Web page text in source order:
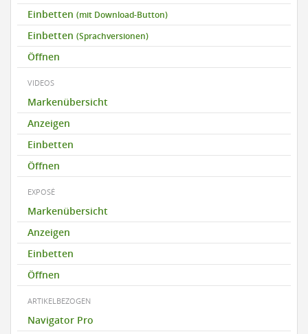
Einbetten (mit Download-Button)
Einbetten (Sprachversionen)
Öffnen
VIDEOS
Markenübersicht
Anzeigen
Einbetten
Öffnen
EXPOSÉ
Markenübersicht
Anzeigen
Einbetten
Öffnen
ARTIKELBEZOGEN
Navigator Pro